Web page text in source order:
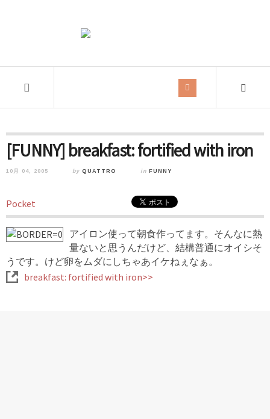
[FUNNY] breakfast: fortified with iron
10月 04, 2005 by QUATTRO in FUNNY
Pocket
アイロン使って朝食作ってます。そんなに熱
量ないと思うんだけど、結構普通にオイシそ
うです。けど卵をムダにしちゃあイケねぇなぁ。
breakfast: fortified with iron>>